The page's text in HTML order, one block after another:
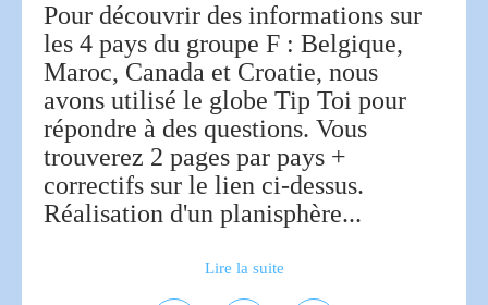
Pour découvrir des informations sur
les 4 pays du groupe F : Belgique,
Maroc, Canada et Croatie, nous
avons utilisé le globe Tip Toi pour
répondre à des questions. Vous
trouverez 2 pages par pays +
correctifs sur le lien ci-dessus.
Réalisation d'un planisphère...
Lire la suite